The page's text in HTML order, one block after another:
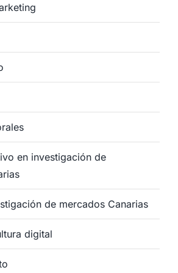
en investigación de
de mercados Canarias
digital